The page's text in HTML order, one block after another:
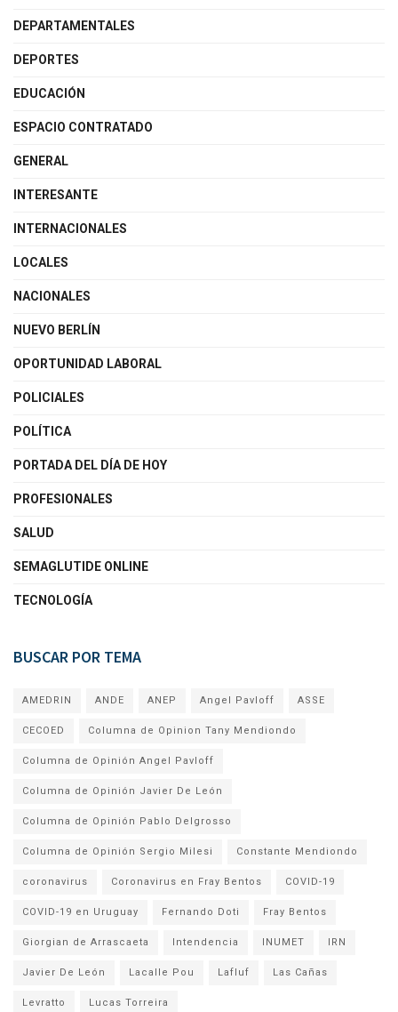
DEPARTAMENTALES
DEPORTES
EDUCACIÓN
ESPACIO CONTRATADO
GENERAL
INTERESANTE
INTERNACIONALES
LOCALES
NACIONALES
NUEVO BERLÍN
OPORTUNIDAD LABORAL
POLICIALES
POLÍTICA
PORTADA DEL DÍA DE HOY
PROFESIONALES
SALUD
SEMAGLUTIDE ONLINE
TECNOLOGÍA
BUSCAR POR TEMA
AMEDRIN ANDE ANEP Angel Pavloff ASSE
CECOED Columna de Opinion Tany Mendiondo
Columna de Opinión Angel Pavloff
Columna de Opinión Javier De León
Columna de Opinión Pablo Delgrosso
Columna de Opinión Sergio Milesi Constante Mendiondo
coronavirus Coronavirus en Fray Bentos COVID-19
COVID-19 en Uruguay Fernando Doti Fray Bentos
Giorgian de Arrascaeta Intendencia INUMET IRN
Javier De León Lacalle Pou Lafluf Las Cañas
Levratto Lucas Torreira